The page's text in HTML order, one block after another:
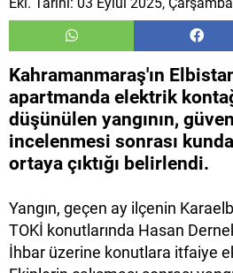
Kahramanmaraş'ın
apartmanda elektrik
düşünülen yangının,
incelenmesi sonrası
ortaya çıktığı belirlendi.
Yangın, geçen ay ilçenin
TOKİ konutlarında Hasan
İhbar üzerine konutlara itfaiye